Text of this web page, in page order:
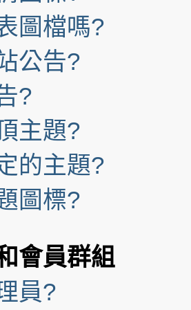
圖檔嗎?
公告?
?
主題?
的主題?
圖標?
會員群組
員?